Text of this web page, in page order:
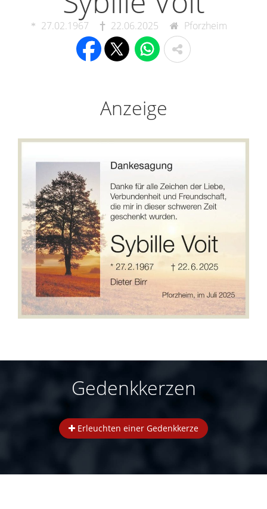
27.02.1967 22.06.2025 Pforzheim
Anzeige
Gedenkkerzen
Erleuchten einer Gedenkkerze